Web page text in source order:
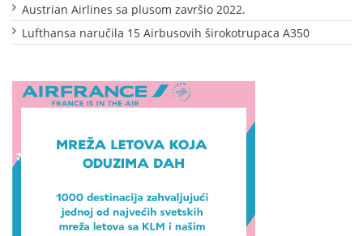
Austrian Airlines sa plusom završio 2022.
Lufthansa naručila 15 Airbusovih širokotrupaca A350